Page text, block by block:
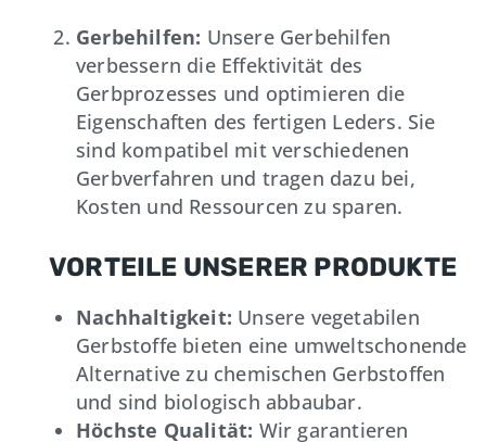
Gerbehilfen: Unsere Gerbehilfen
verbessern die Effektivität des
Gerbprozesses und optimieren die
Eigenschaften des fertigen Leders. Sie
sind kompatibel mit verschiedenen
Gerbverfahren und tragen dazu bei,
Kosten und Ressourcen zu sparen.
VORTEILE UNSERER PRODUKTE
Nachhaltigkeit: Unsere vegetabilen
Gerbstoffe bieten eine umweltschonende
Alternative zu chemischen Gerbstoffen
und sind biologisch abbaubar.
Höchste Qualität: Wir garantieren